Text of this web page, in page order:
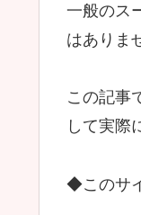
一般のス
はありま
この記事
して実際
◆このサ